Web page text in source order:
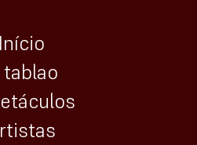
Início
tablao